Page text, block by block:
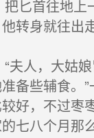
匕首往地上
转身就往出走
夫人，大姑
备些辅食。
好，不过枣
七八个月那